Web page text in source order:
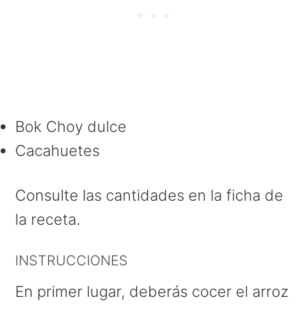
Bok Choy dulce
Cacahuetes
Consulte las cantidades en la ficha de
la receta.
INSTRUCCIONES
En primer lugar, deberás cocer el arroz